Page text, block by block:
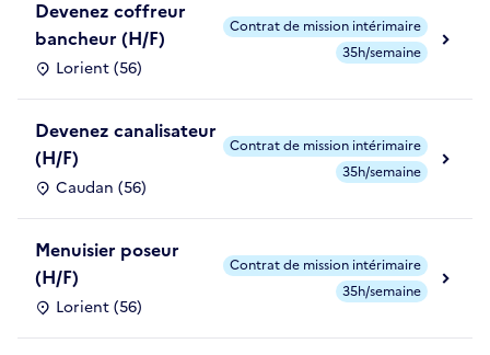
Devenez coffreur
bancheur (H/F)
Lorient (56)
Contrat de mission intérimaire
35h/semaine
Devenez canalisateur
(H/F)
Caudan (56)
Contrat de mission intérimaire
35h/semaine
Menuisier poseur
(H/F)
Lorient (56)
Contrat de mission intérimaire
35h/semaine